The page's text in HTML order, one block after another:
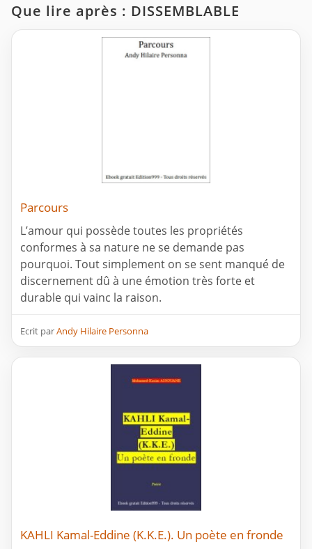
Que lire après : DISSEMBLABLE
Parcours
L’amour qui possède toutes les propriétés
conformes à sa nature ne se demande pas
pourquoi. Tout simplement on se sent manqué de
discernement dû à une émotion très forte et
durable qui vainc la raison.
Ecrit parAndy Hilaire Personna
KAHLI Kamal-Eddine (K.K.E.). Un poète en fronde